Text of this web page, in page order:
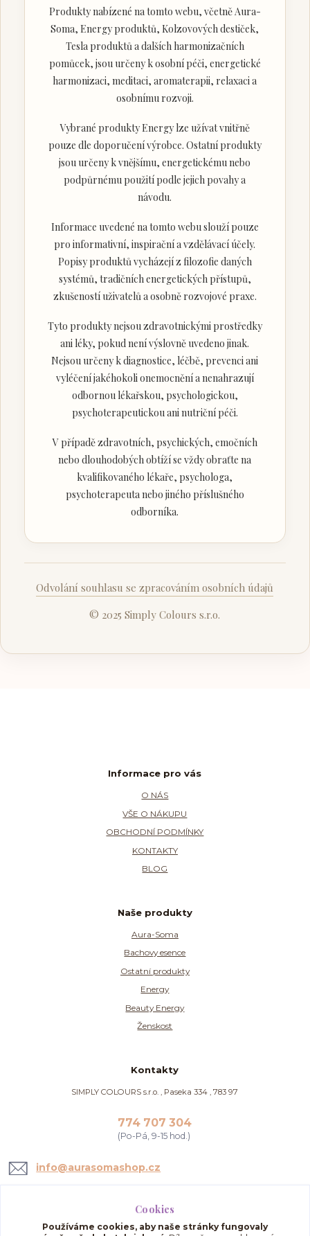
Produkty nabízené na tomto webu, včetně Aura-
Soma, Energy produktů, Kolzovových destiček,
Tesla produktů a dalších harmonizačních
pomůcek, jsou určeny k osobní péči, energetické
harmonizaci, meditaci, aromaterapii, relaxaci a
osobnímu rozvoji.
Vybrané produkty Energy lze užívat vnitřně
pouze dle doporučení výrobce. Ostatní produkty
jsou určeny k vnějšímu, energetickému nebo
podpůrnému použití podle jejich povahy a
návodu.
Informace uvedené na tomto webu slouží pouze
pro informativní, inspirační a vzdělávací účely.
Popisy produktů vycházejí z filozofie daných
systémů, tradičních energetických přístupů,
zkušeností uživatelů a osobně rozvojové praxe.
Tyto produkty nejsou zdravotnickými prostředky
ani léky, pokud není výslovně uvedeno jinak.
Nejsou určeny k diagnostice, léčbě, prevenci ani
vyléčení jakéhokoli onemocnění a nenahrazují
odbornou lékařskou, psychologickou,
psychoterapeutickou ani nutriční péči.
V případě zdravotních, psychických, emočních
nebo dlouhodobých obtíží se vždy obraťte na
kvalifikovaného lékaře, psychologa,
psychoterapeuta nebo jiného příslušného
odborníka.
Odvolání souhlasu se zpracováním osobních údajů
© 2025 Simply Colours s.r.o.
Informace pro vás
O NÁS
VŠE O NÁKUPU
OBCHODNÍ PODMÍNKY
KONTAKTY
BLOG
Naše produkty
Aura-Soma
Bachovy esence
Ostatní produkty
Energy
Beauty Energy
Ženskost
Kontakty
SIMPLY COLOURS s.r.o. , Paseka 334 , 783 97
774 707 304
(Po-Pá, 9-15 hod.)
info@aurasomashop.cz
Cookies
Používáme cookies, aby naše stránky fungovaly